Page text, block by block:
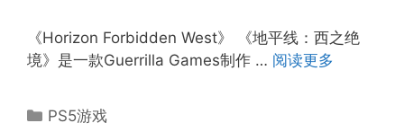
《Horizon Forbidden West》 《地平线：西之绝
境》是一款Guerrilla Games制作 … 阅读更多
分
PS5游戏